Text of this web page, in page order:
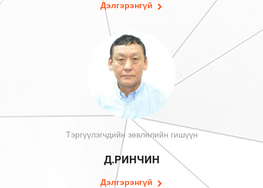
Дэлгэрэнгүй
Тэргүүлэгчдийн зөвлөлийн гишүүн
Д.РИНЧИН
Дэлгэрэнгүй